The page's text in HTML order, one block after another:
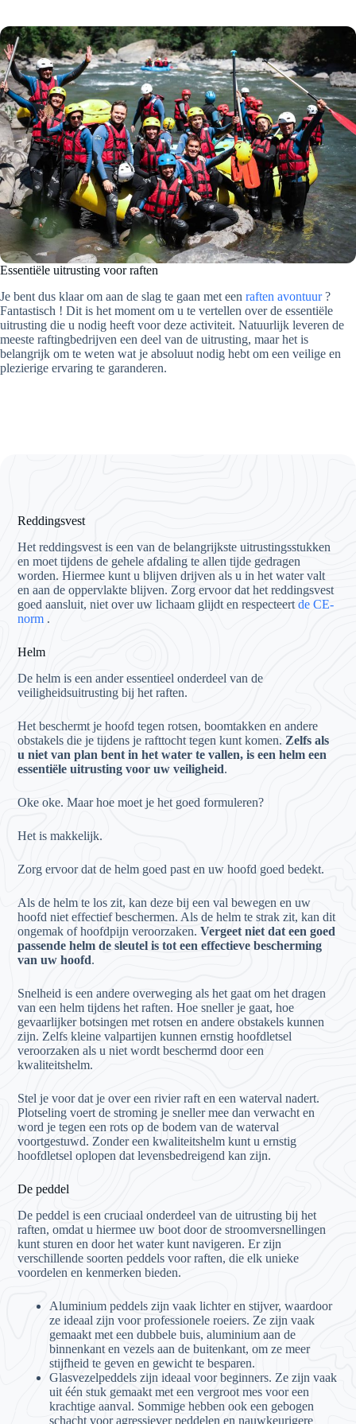
Essentiële uitrusting voor raften
Je bent dus klaar om aan de slag te gaan met een raften avontuur?
Fantastisch ! Dit is het moment om u te vertellen over de essentiële
uitrusting die u nodig heeft voor deze activiteit. Natuurlijk leveren de
meeste raftingbedrijven een deel van de uitrusting, maar het is
belangrijk om te weten wat je absoluut nodig hebt om een veilige en
plezierige ervaring te garanderen.
Reddingsvest
Het reddingsvest is een van de belangrijkste uitrustingsstukken
en moet tijdens de gehele afdaling te allen tijde gedragen
worden. Hiermee kunt u blijven drijven als u in het water valt
en aan de oppervlakte blijven. Zorg ervoor dat het reddingsvest
goed aansluit, niet over uw lichaam glijdt en respecteertde CE-
norm .
Helm
De helm is een ander essentieel onderdeel van de
veiligheidsuitrusting bij het raften.
Het beschermt je hoofd tegen rotsen, boomtakken en andere
obstakels die je tijdens je rafttocht tegen kunt komen. Zelfs als
u niet van plan bent in het water te vallen, is een helm een
essentiële uitrusting voor uw veiligheid.
Oke oke. Maar hoe moet je het goed formuleren?
Het is makkelijk.
Zorg ervoor dat de helm goed past en uw hoofd goed bedekt.
Als de helm te los zit, kan deze bij een val bewegen en uw
hoofd niet effectief beschermen. Als de helm te strak zit, kan dit
ongemak of hoofdpijn veroorzaken.Vergeet niet dat een goed
passende helm de sleutel is tot een effectieve bescherming
van uw hoofd.
Snelheid is een andere overweging als het gaat om het dragen
van een helm tijdens het raften. Hoe sneller je gaat, hoe
gevaarlijker botsingen met rotsen en andere obstakels kunnen
zijn. Zelfs kleine valpartijen kunnen ernstig hoofdletsel
veroorzaken als u niet wordt beschermd door een
kwaliteitshelm.
Stel je voor dat je over een rivier raft en een waterval nadert.
Plotseling voert de stroming je sneller mee dan verwacht en
word je tegen een rots op de bodem van de waterval
voortgestuwd. Zonder een kwaliteitshelm kunt u ernstig
hoofdletsel oplopen dat levensbedreigend kan zijn.
De peddel
De peddel is een cruciaal onderdeel van de uitrusting bij het
raften, omdat u hiermee uw boot door de stroomversnellingen
kunt sturen en door het water kunt navigeren. Er zijn
verschillende soorten peddels voor raften, die elk unieke
voordelen en kenmerken bieden.
Aluminium peddels zijn vaak lichter en stijver, waardoor
ze ideaal zijn voor professionele roeiers. Ze zijn vaak
gemaakt met een dubbele buis, aluminium aan de
binnenkant en vezels aan de buitenkant, om ze meer
stijfheid te geven en gewicht te besparen.
Glasvezelpeddels zijn ideaal voor beginners. Ze zijn vaak
uit één stuk gemaakt met een vergroot mes voor een
krachtige aanval. Sommige hebben ook een gebogen
schacht voor agressiever peddelen en nauwkeurigere